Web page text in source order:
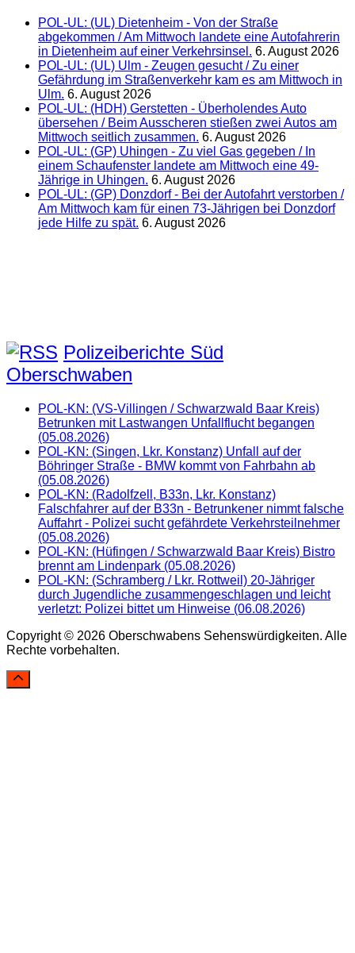
POL-UL: (UL) Dietenheim - Von der Straße
abgekommen / Am Mittwoch landete eine Autofahrerin
in Dietenheim auf einer Verkehrsinsel. 6. August 2026
POL-UL: (UL) Ulm - Zeugen gesucht / Zu einer
Gefährdung im Straßenverkehr kam es am Mittwoch in
Ulm. 6. August 2026
POL-UL: (HDH) Gerstetten - Überholendes Auto
übersehen / Beim Ausscheren stießen zwei Autos am
Mittwoch seitlich zusammen. 6. August 2026
POL-UL: (GP) Uhingen - Zu viel Gas gegeben / In
einem Schaufenster landete am Mittwoch eine 49-
Jährige in Uhingen. 6. August 2026
POL-UL: (GP) Donzdorf - Bei der Autofahrt verstorben /
Am Mittwoch kam für einen 73-Jährigen bei Donzdorf
jede Hilfe zu spät. 6. August 2026
Polizeiberichte Süd
Oberschwaben
POL-KN: (VS-Villingen / Schwarzwald Baar Kreis)
Betrunken mit Lastwangen Unfallflucht begangen
(05.08.2026)
POL-KN: (Singen, Lkr. Konstanz) Unfall auf der
Böhringer Straße - BMW kommt von Fahrbahn ab
(05.08.2026)
POL-KN: (Radolfzell, B33n, Lkr. Konstanz)
Falschfahrer auf der B33n - Betrunkener nimmt falsche
Auffahrt - Polizei sucht gefährdete Verkehrsteilnehmer
(05.08.2026)
POL-KN: (Hüfingen / Schwarzwald Baar Kreis) Bistro
brennt am Lindenpark (05.08.2026)
POL-KN: (Schramberg / Lkr. Rottweil) 20-Jähriger
durch Jugendliche zusammengeschlagen und leicht
verletzt: Polizei bittet um Hinweise (06.08.2026)
Copyright © 2026 Oberschwabens Sehenswürdigkeiten. Alle
Rechte vorbehalten.